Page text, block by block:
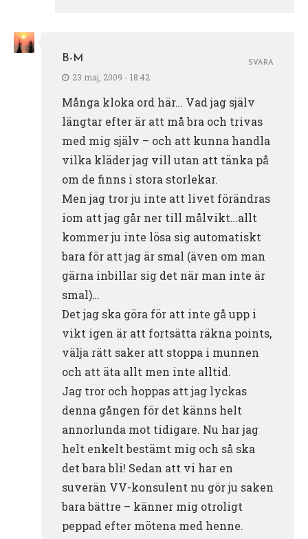
B-M
23 maj, 2009 - 18:42
Många kloka ord här… Vad jag själv
längtar efter är att må bra och trivas
med mig själv – och att kunna handla
vilka kläder jag vill utan att tänka på
om de finns i stora storlekar.
Men jag tror ju inte att livet förändras
iom att jag går ner till målvikt…allt
kommer ju inte lösa sig automatiskt
bara för att jag är smal (även om man
gärna inbillar sig det när man inte är
smal)…
Det jag ska göra för att inte gå upp i
vikt igen är att fortsätta räkna points,
välja rätt saker att stoppa i munnen
och att äta allt men inte alltid.
Jag tror och hoppas att jag lyckas
denna gången för det känns helt
annorlunda mot tidigare. Nu har jag
helt enkelt bestämt mig och så ska
det bara bli! Sedan att vi har en
suverän VV-konsulent nu gör ju saken
bara bättre – känner mig otroligt
peppad efter mötena med henne.
SVARA